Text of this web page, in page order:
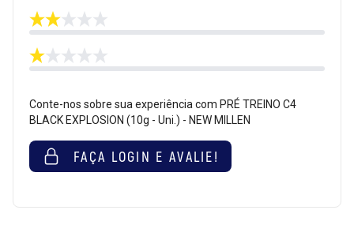
Conte-nos sobre sua experiência com PRÉ TREINO C4
BLACK EXPLOSION (10g - Uni.) - NEW MILLEN
FAÇA LOGIN E AVALIE!